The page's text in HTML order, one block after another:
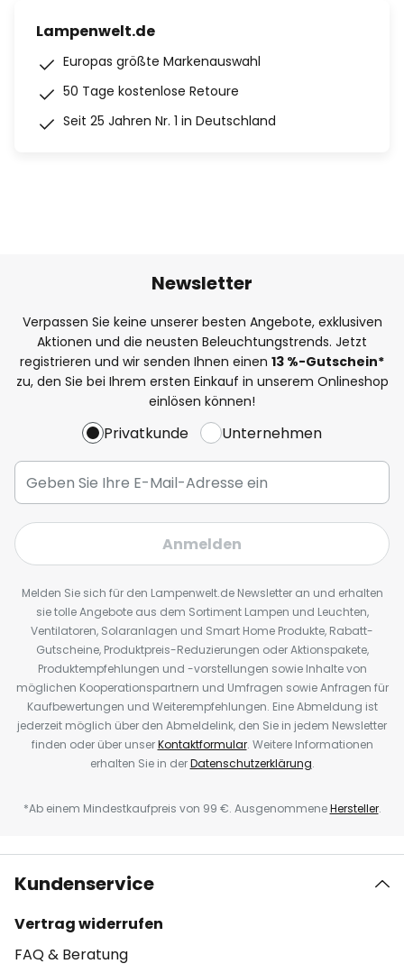
Lampenwelt.de
Europas größte Markenauswahl
50 Tage kostenlose Retoure
Seit 25 Jahren Nr. 1 in Deutschland
Newsletter
Verpassen Sie keine unserer besten Angebote, exklusiven
Aktionen und die neusten Beleuchtungstrends. Jetzt
registrieren und wir senden Ihnen einen 13 %-Gutschein*
zu, den Sie bei Ihrem ersten Einkauf in unserem Onlineshop
einlösen können!
Privatkunde Unternehmen
Anmelden
Melden Sie sich für den Lampenwelt.de Newsletter an und erhalten
sie tolle Angebote aus dem Sortiment Lampen und Leuchten,
Ventilatoren, Solaranlagen und Smart Home Produkte, Rabatt-
Gutscheine, Produktpreis-Reduzierungen oder Aktionspakete,
Produktempfehlungen und -vorstellungen sowie Inhalte von
möglichen Kooperationspartnern und Umfragen sowie Anfragen für
Kaufbewertungen und Weiterempfehlungen. Eine Abmeldung ist
jederzeit möglich über den Abmeldelink, den Sie in jedem Newsletter
finden oder über unserKontaktformular. Weitere Informationen
erhalten Sie in derDatenschutzerklärung.
*Ab einem Mindestkaufpreis von 99 €. AusgenommeneHersteller.
Kundenservice
Vertrag widerrufen
FAQ & Beratung